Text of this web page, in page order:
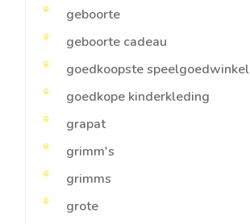
geboorte
geboorte cadeau
goedkoopste speelgoedwinkel
goedkope kinderkleding
grapat
grimm's
grimms
grote